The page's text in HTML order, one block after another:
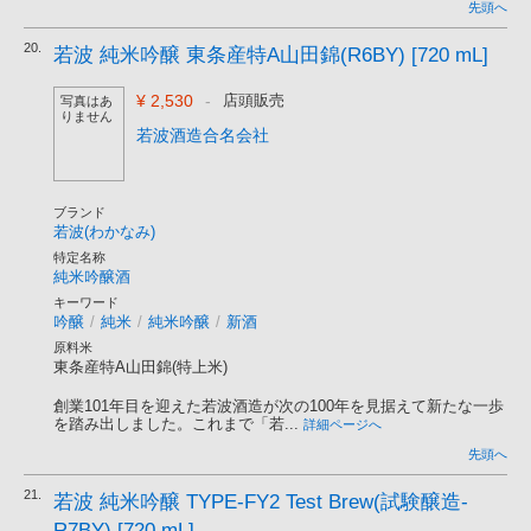
先頭へ
20. 若波 純米吟醸 東条産特A山田錦(R6BY) [720 mL]
写真はあ
りません
¥ 2,530 - 店頭販売
若波酒造合名会社
ブランド
若波(わかなみ)
特定名称
純米吟醸酒
キーワード
吟醸 / 純米 / 純米吟醸 / 新酒
原料米
東条産特A山田錦(特上米)
創業101年目を迎えた若波酒造が次の100年を見据えて新たな一歩
を踏み出しました。これまで「若... 詳細ページへ
先頭へ
21.
若波 純米吟醸 TYPE-FY2 Test Brew(試験醸造-